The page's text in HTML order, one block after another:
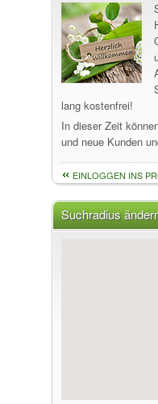
lang kostenfrei!
In dieser Zeit
und neue Kunden
EINLOGGEN INS
Suchradius